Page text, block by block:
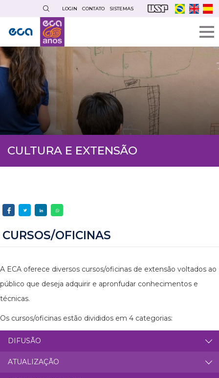
conteúdo
principal
LOGIN CONTATO SISTEMAS
CULTURA E EXTENSÃO
CURSOS/OFICINAS
A ECA oferece diversos cursos/oficinas de extensão voltados ao
público que deseja adquirir e apronfudar conhecimentos e
técnicas.
Os cursos/oficinas estão divididos em 4 categorias:
DIFUSÃO
ATUALIZAÇÃO